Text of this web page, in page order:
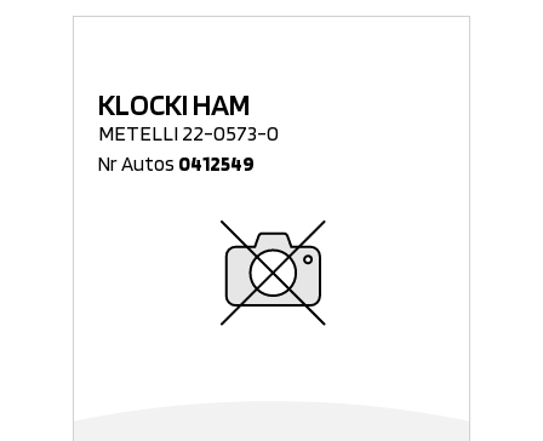
KLOCKI HAM
METELLI 22-0573-0
Nr Autos 0412549